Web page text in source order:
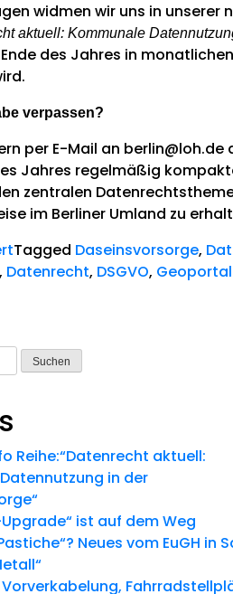
widmen wir uns in unserer
aktuell: Kommunale
des Jahres in monatlichen
verpassen?
per E-Mail an berlin@loh.de
Jahres regelmäßig
zentralen
im Berliner Umland zu
Tagged Daseinsvorsorge,
, Datenrecht, DSGVO,
Reihe:“Datenrecht aktuell:
in der
Upgrade“ ist auf dem Weg
Neues vom EuGH in